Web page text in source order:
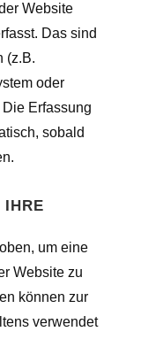
Website
Das sind
(z.B.
oder
Erfassung
sobald
IHRE
um eine
Website zu
können zur
verwendet